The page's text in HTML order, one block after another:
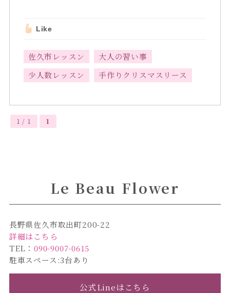
Like
佐久市レッスン
大人の習い事
少人数レッスン
手作りクリスマスリース
1 / 1 1
Le Beau Flower
長野県佐久市取出町200-22
詳細はこちら
TEL：090-9007-0615
駐車スペース:3台あり
公式Lineはこちら